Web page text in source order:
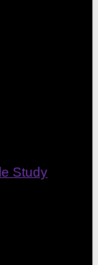
Study